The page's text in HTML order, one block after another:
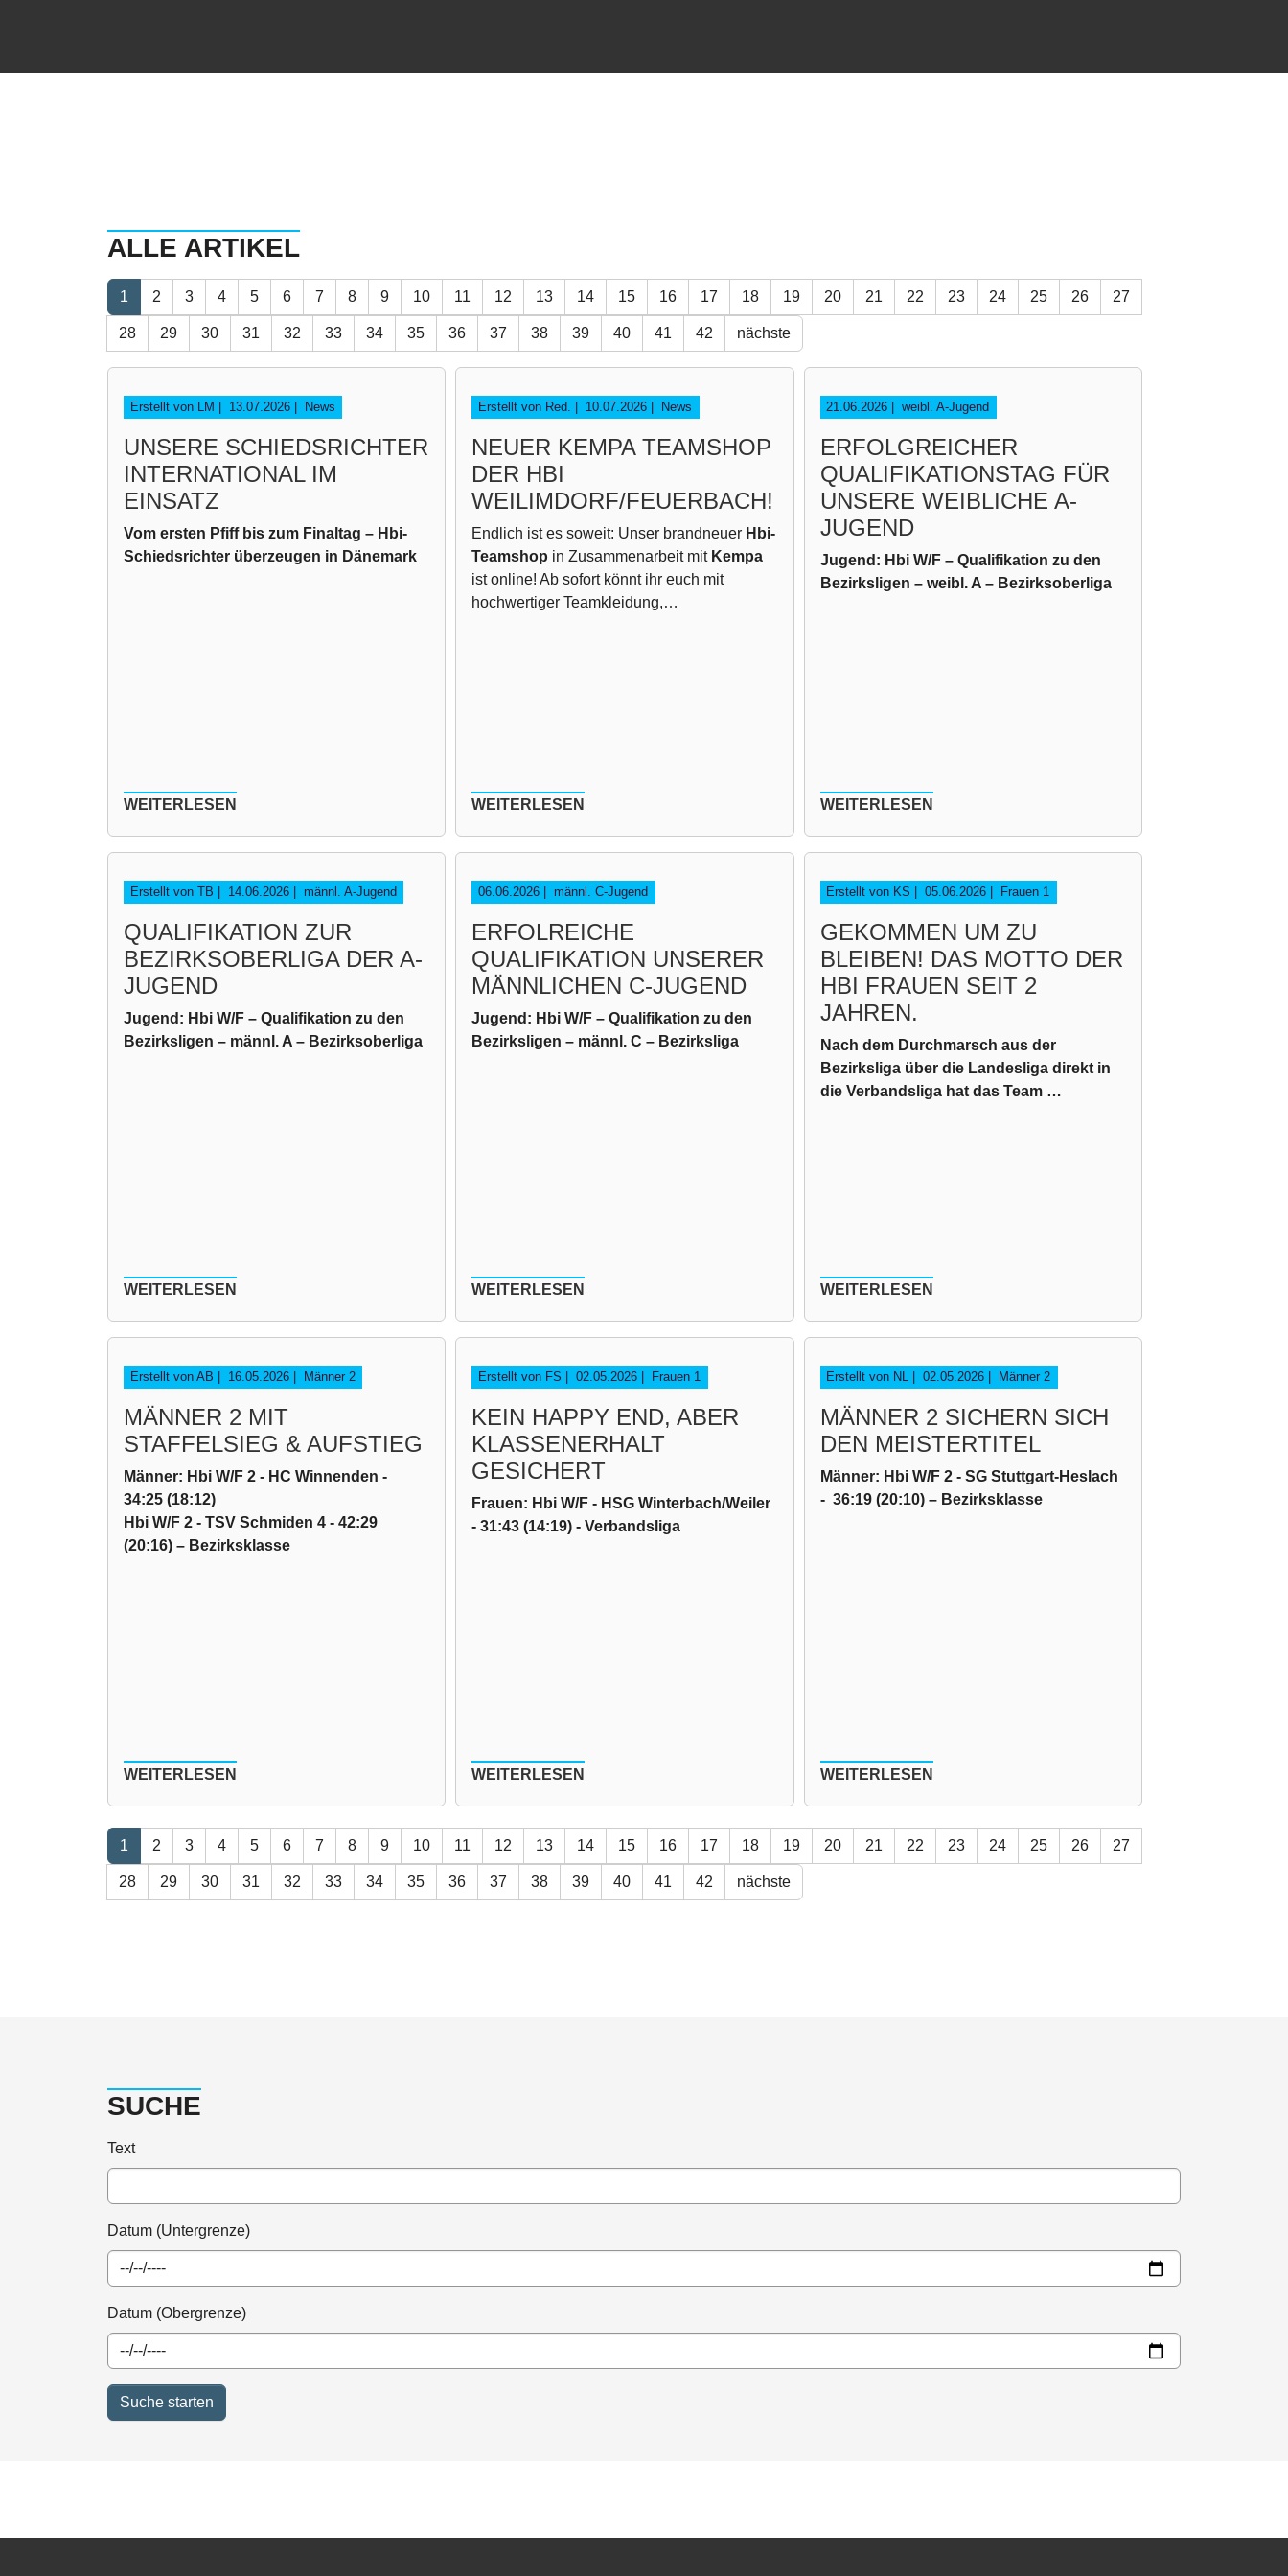
ALLE ARTIKEL
1 2 3 4 5 6 7 8 9 10 11 12 13 14 15 16 17 18 19 20 21 22 23 24 25 26 27
28 29 30 31 32 33 34 35 36 37 38 39 40 41 42 nächste
Erstellt von LM | 13.07.2026 News
UNSERE SCHIEDSRICHTER
INTERNATIONAL IM
EINSATZ
Vom ersten Pfiff bis zum Finaltag – Hbi-
Schiedsrichter überzeugen in Dänemark
WEITERLESEN
Erstellt von Red. | 10.07.2026 News
NEUER KEMPA TEAMSHOP
DER HBI
WEILIMDORF/FEUERBACH!
Endlich ist es soweit: Unser brandneuer Hbi-
Teamshop in Zusammenarbeit mit Kempa
ist online! Ab sofort könnt ihr euch mit
hochwertiger Teamkleidung,…
WEITERLESEN
21.06.2026 weibl. A-Jugend
ERFOLGREICHER
QUALIFIKATIONSTAG FÜR
UNSERE WEIBLICHE A-
JUGEND
Jugend: Hbi W/F – Qualifikation zu den
Bezirksligen – weibl. A – Bezirksoberliga
WEITERLESEN
Erstellt von TB | 14.06.2026 männl. A-Jugend
QUALIFIKATION ZUR
BEZIRKSOBERLIGA DER A-
JUGEND
Jugend: Hbi W/F – Qualifikation zu den
Bezirksligen – männl. A – Bezirksoberliga
WEITERLESEN
06.06.2026 männl. C-Jugend
ERFOLREICHE
QUALIFIKATION UNSERER
MÄNNLICHEN C-JUGEND
Jugend: Hbi W/F – Qualifikation zu den
Bezirksligen – männl. C – Bezirksliga
WEITERLESEN
Erstellt von KS | 05.06.2026 Frauen 1
GEKOMMEN UM ZU
BLEIBEN! DAS MOTTO DER
HBI FRAUEN SEIT 2
JAHREN.
Nach dem Durchmarsch aus der
Bezirksliga über die Landesliga direkt in
die Verbandsliga hat das Team …
WEITERLESEN
Erstellt von AB | 16.05.2026 Männer 2
MÄNNER 2 MIT
STAFFELSIEG & AUFSTIEG
Männer: Hbi W/F 2 - HC Winnenden -
34:25 (18:12)
Hbi W/F 2 - TSV Schmiden 4 - 42:29
(20:16) – Bezirksklasse
WEITERLESEN
Erstellt von FS | 02.05.2026 Frauen 1
KEIN HAPPY END, ABER
KLASSENERHALT
GESICHERT
Frauen: Hbi W/F - HSG Winterbach/Weiler
- 31:43 (14:19) - Verbandsliga
WEITERLESEN
Erstellt von NL | 02.05.2026 Männer 2
MÄNNER 2 SICHERN SICH
DEN MEISTERTITEL
Männer: Hbi W/F 2 - SG Stuttgart-Heslach
- 36:19 (20:10) – Bezirksklasse
WEITERLESEN
1 2 3 4 5 6 7 8 9 10 11 12 13 14 15 16 17 18 19 20 21 22 23 24 25 26 27
28 29 30 31 32 33 34 35 36 37 38 39 40 41 42 nächste
SUCHE
Text
Datum (Untergrenze)
Datum (Obergrenze)